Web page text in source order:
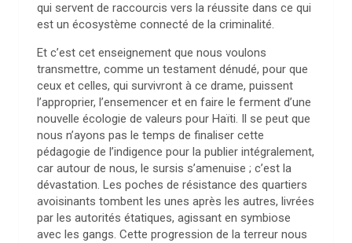
qui servent de raccourcis vers la réussite dans ce qui
est un écosystème connecté de la criminalité.
Et c’est cet enseignement que nous voulons
transmettre, comme un testament dénudé, pour que
ceux et celles, qui survivront à ce drame, puissent
l’approprier, l’ensemencer et en faire le ferment d’une
nouvelle écologie de valeurs pour Haïti. Il se peut que
nous n’ayons pas le temps de finaliser cette
pédagogie de l’indigence pour la publier intégralement,
car autour de nous, le sursis s’amenuise ; c’est la
dévastation. Les poches de résistance des quartiers
avoisinants tombent les unes après les autres, livrées
par les autorités étatiques, agissant en symbiose
avec les gangs. Cette progression de la terreur nous